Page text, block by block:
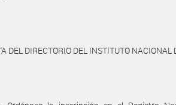
DEL DIRECTORIO DEL INSTITUTO NACIONAL